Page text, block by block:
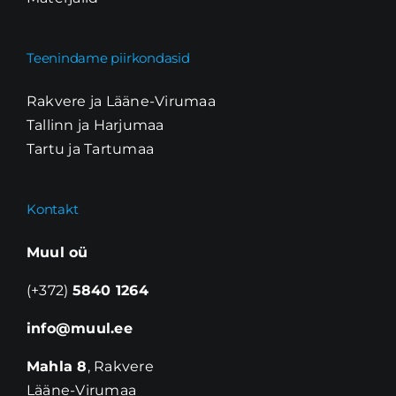
Teenindame piirkondasid
Rakvere ja Lääne-Virumaa
Tallinn ja Harjumaa
Tartu ja Tartumaa
Kontakt
Muul oü
(+372) 5840 1264
info@muul.ee
Mahla 8, Rakvere
Lääne-Virumaa